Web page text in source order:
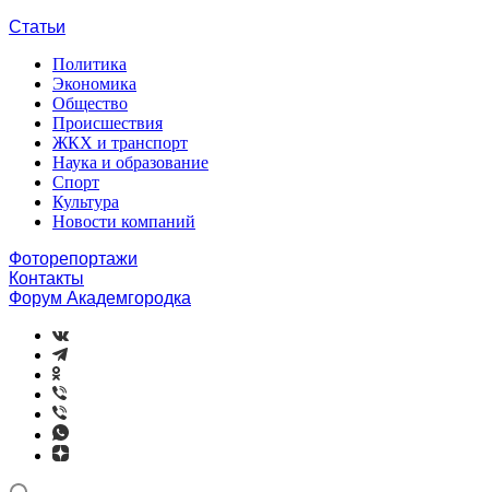
Статьи
Политика
Экономика
Общество
Происшествия
ЖКХ и транспорт
Наука и образование
Спорт
Культура
Новости компаний
Фоторепортажи
Контакты
Форум Академгородка